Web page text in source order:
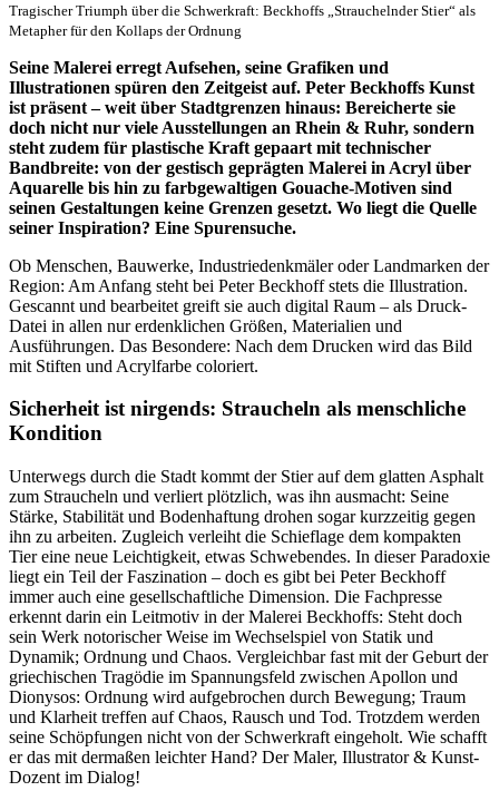
Tragischer Triumph über die Schwerkraft: Beckhoffs „Strauchelnder Stier“ als
Metapher für den Kollaps der Ordnung
Seine Malerei erregt Aufsehen, seine Grafiken und
Illustrationen spüren den Zeitgeist auf. Peter Beckhoffs Kunst
ist präsent – weit über Stadtgrenzen hinaus: Bereicherte sie
doch nicht nur viele Ausstellungen an Rhein & Ruhr, sondern
steht zudem für plastische Kraft gepaart mit technischer
Bandbreite: von der gestisch geprägten Malerei in Acryl über
Aquarelle bis hin zu farbgewaltigen Gouache-Motiven sind
seinen Gestaltungen keine Grenzen gesetzt. Wo liegt die Quelle
seiner Inspiration? Eine Spurensuche.
Ob Menschen, Bauwerke, Industriedenkmäler oder Landmarken der
Region: Am Anfang steht bei Peter Beckhoff stets die Illustration.
Gescannt und bearbeitet greift sie auch digital Raum – als Druck-
Datei in allen nur erdenklichen Größen, Materialien und
Ausführungen. Das Besondere: Nach dem Drucken wird das Bild
mit Stiften und Acrylfarbe coloriert.
Sicherheit ist nirgends: Straucheln als menschliche
Kondition
Unterwegs durch die Stadt kommt der Stier auf dem glatten Asphalt
zum Straucheln und verliert plötzlich, was ihn ausmacht: Seine
Stärke, Stabilität und Bodenhaftung drohen sogar kurzzeitig gegen
ihn zu arbeiten. Zugleich verleiht die Schieflage dem kompakten
Tier eine neue Leichtigkeit, etwas Schwebendes. In dieser Paradoxie
liegt ein Teil der Faszination – doch es gibt bei Peter Beckhoff
immer auch eine gesellschaftliche Dimension. Die Fachpresse
erkennt darin ein Leitmotiv in der Malerei Beckhoffs: Steht doch
sein Werk notorischer Weise im Wechselspiel von Statik und
Dynamik; Ordnung und Chaos. Vergleichbar fast mit der Geburt der
griechischen Tragödie im Spannungsfeld zwischen Apollon und
Dionysos: Ordnung wird aufgebrochen durch Bewegung; Traum
und Klarheit treffen auf Chaos, Rausch und Tod. Trotzdem werden
seine Schöpfungen nicht von der Schwerkraft eingeholt. Wie schafft
er das mit dermaßen leichter Hand? Der Maler, Illustrator & Kunst-
Dozent im Dialog!